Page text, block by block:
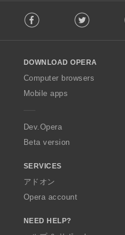
o
w
O
p
a
Facebook Twitter
DOWNLOAD OPERA
Computer browsers
Mobile apps
Dev.Opera
Beta version
SERVICES
アドオン
Opera account
NEED HELP?